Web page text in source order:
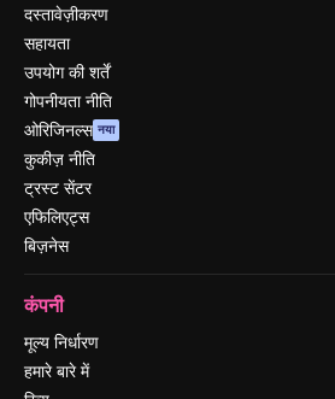
दस्तावेज़ीकरण
सहायता
उपयोग की शर्तें
गोपनीयता नीति
ओरिजिनल्स नया
कुकीज़ नीति
ट्रस्ट सेंटर
एफिलिएट्स
बिज़नेस
कंपनी
मूल्य निर्धारण
हमारे बारे में